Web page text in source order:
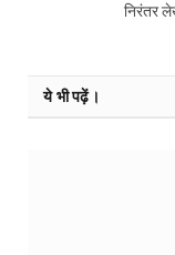
निरंतर
ये भी पढ़ें।